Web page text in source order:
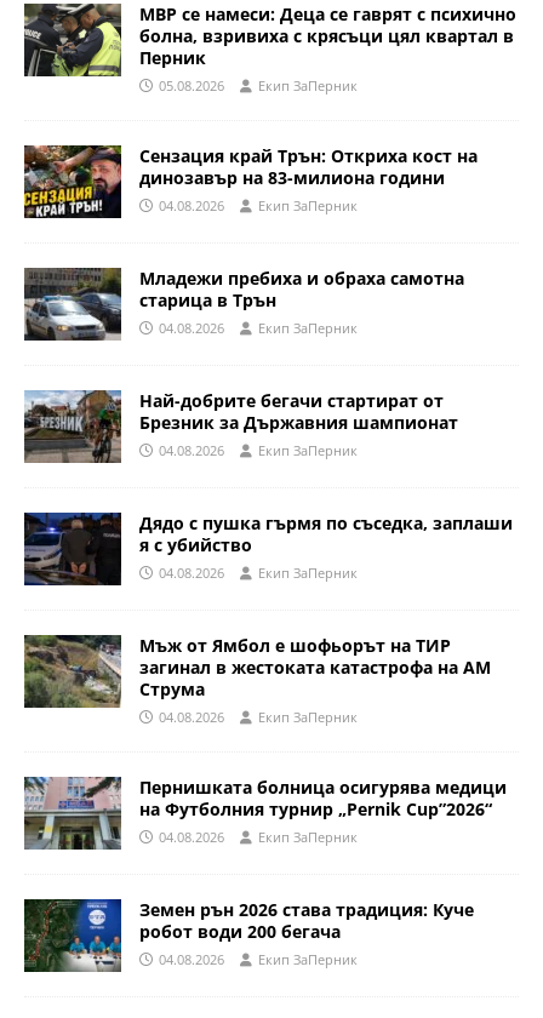
МВР се намеси: Деца се гаврят с психично
болна, взривиха с крясъци цял квартал в
Перник
05.08.2026 Eкип ЗаПерник
Сензация край Трън: Откриха кост на
динозавър на 83-милиона години
04.08.2026 Eкип ЗаПерник
Младежи пребиха и обраха самотна
старица в Трън
04.08.2026 Eкип ЗаПерник
Най-добрите бегачи стартират от
Брезник за Държавния шампионат
04.08.2026 Eкип ЗаПерник
Дядо с пушка гърмя по съседка, заплаши
я с убийство
04.08.2026 Eкип ЗаПерник
Мъж от Ямбол е шофьорът на ТИР
загинал в жестоката катастрофа на АМ
Струма
04.08.2026 Eкип ЗаПерник
Пернишката болница осигурява медици
на Футболния турнир „Pernik Cup”2026“
04.08.2026 Eкип ЗаПерник
Земен рън 2026 става традиция: Куче
робот води 200 бегача
04.08.2026 Eкип ЗаПерник